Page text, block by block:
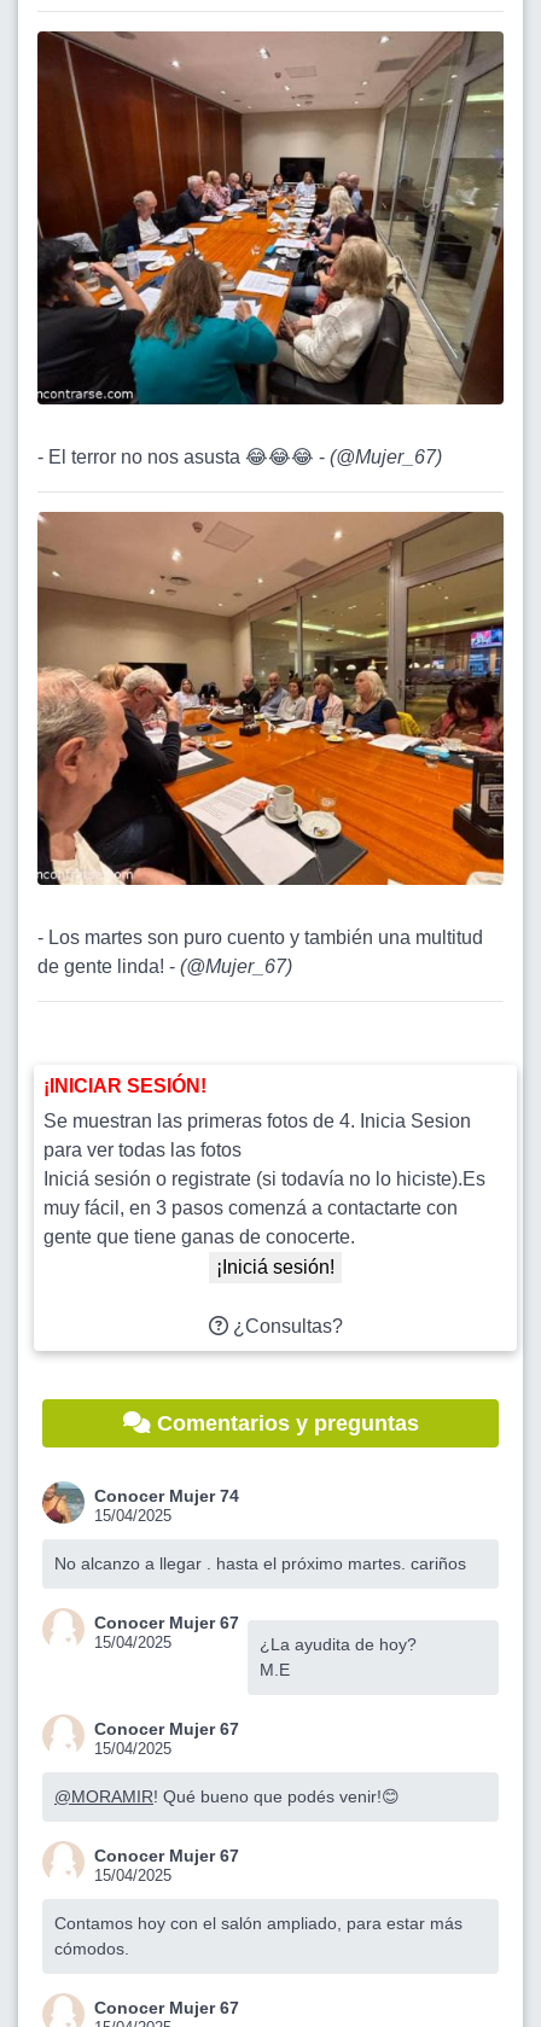
- El terror no nos asusta 😂😂😂 - (@Mujer_67)
- Los martes son puro cuento y también una multitud
de gente linda! - (@Mujer_67)
¡INICIAR SESIÓN!
Se muestran las primeras fotos de 4. Inicia Sesion
para ver todas las fotos
Iniciá sesión o registrate (si todavía no lo hiciste).Es
muy fácil, en 3 pasos comenzá a contactarte con
gente que tiene ganas de conocerte.
¡Iniciá sesión!
¿Consultas?
Comentarios y preguntas
Conocer Mujer 74
15/04/2025
No alcanzo a llegar . hasta el próximo martes. cariños
Conocer Mujer 67
15/04/2025
¿La ayudita de hoy?
M.E
Conocer Mujer 67
15/04/2025
@MORAMIR! Qué bueno que podés venir!😊
Conocer Mujer 67
15/04/2025
Contamos hoy con el salón ampliado, para estar más
cómodos.
Conocer Mujer 67